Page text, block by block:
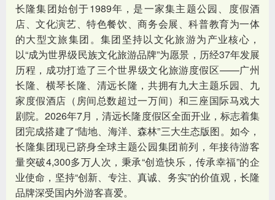
长隆集团始创于1989年，是一家集主题公园、度假酒
店、文化演艺、特色餐饮、商务会展、科普教育为一体
的大型文旅集团。集团坚持以文化旅游为产业核心，
以“成为世界级民族文化旅游品牌”为愿景，历经37年发展
历程，成功打造了三个世界级文化旅游度假区——广州
长隆、横琴长隆、清远长隆，共拥有九大主题乐园、九
家度假酒店（房间总数超过一万间）和三座国际马戏大
剧院。2026年7月，清远长隆度假区全面开业，标志着集
团完成搭建了“陆地、海洋、森林”三大生态版图。如今，
长隆集团现已跻身全球主题公园集团前列，年接待游客
量突破4,300多万人次，秉承“创造快乐，传承幸福”的企
业使命，坚持“创新、专注、真诚、务实”的价值观，长隆
品牌深受国内外游客喜爱。